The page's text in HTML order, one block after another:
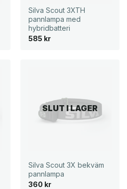
Silva Scout 3XTH
pannlampa med
hybridbatteri
585 kr
SLUT I LAGER
Silva Scout 3X bekväm
pannlampa
360 kr